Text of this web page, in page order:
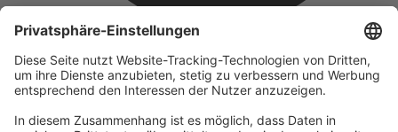
Unternehmen